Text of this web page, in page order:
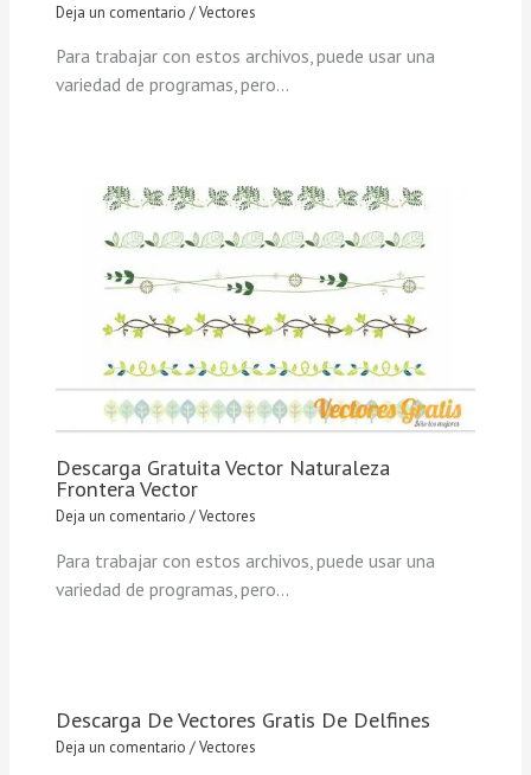
Deja un comentario /Vectores
Para trabajar con estos archivos, puede usar una
variedad de programas, pero…
Descarga Gratuita Vector Naturaleza
Frontera Vector
Deja un comentario /Vectores
Para trabajar con estos archivos, puede usar una
variedad de programas, pero…
Descarga De Vectores Gratis De Delfines
Deja un comentario /Vectores